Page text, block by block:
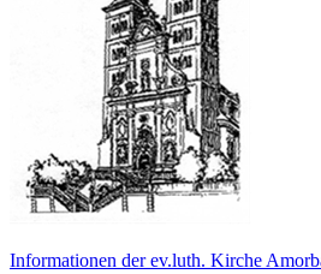
Informationen der ev.luth. Kirche